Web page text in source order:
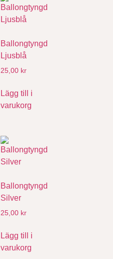
Ballongtyngd
Ljusblå
25,00 kr
Lägg till i
varukorg
Ballongtyngd
Silver
25,00 kr
Lägg till i
varukorg